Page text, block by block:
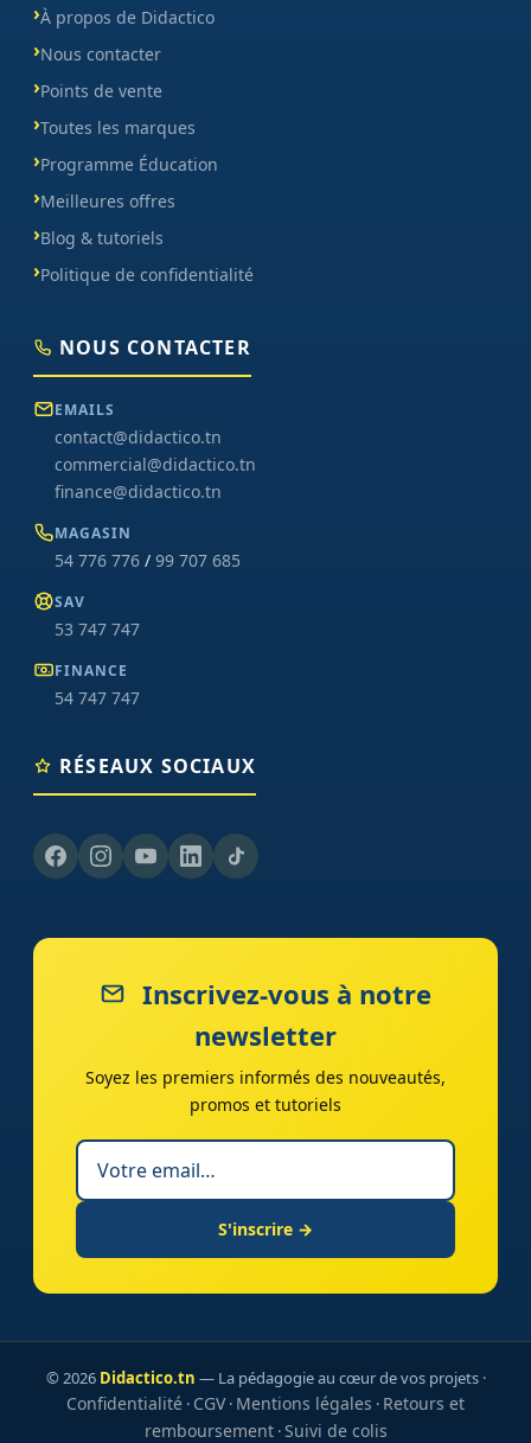
À propos de Didactico
Nous contacter
Points de vente
Toutes les marques
Programme Éducation
Meilleures offres
Blog & tutoriels
Politique de confidentialité
NOUS CONTACTER
EMAILS
contact@didactico.tn
commercial@didactico.tn
finance@didactico.tn
MAGASIN
54 776 776 / 99 707 685
SAV
53 747 747
FINANCE
54 747 747
RÉSEAUX SOCIAUX
Inscrivez-vous à notre
newsletter
Soyez les premiers informés des nouveautés,
promos et tutoriels
S'inscrire →
© 2026 Didactico.tn — La pédagogie au cœur de vos projets ·
Confidentialité · CGV· Mentions légales · Retours et
remboursement·Suivi de colis